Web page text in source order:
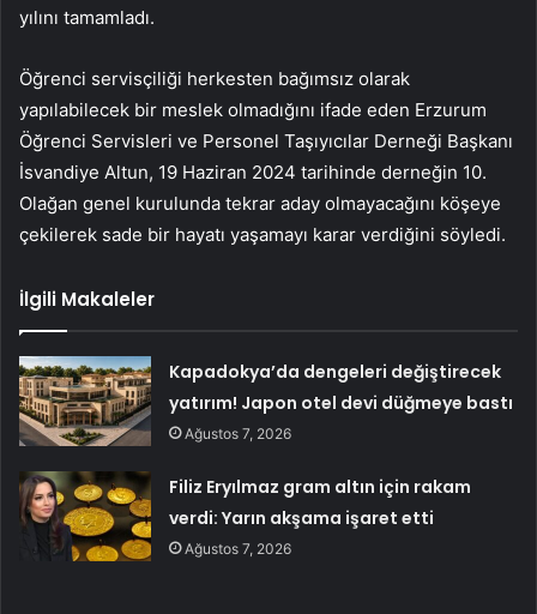
yılını tamamladı.
Öğrenci servisçiliği herkesten bağımsız olarak
yapılabilecek bir meslek olmadığını ifade eden Erzurum
Öğrenci Servisleri ve Personel Taşıyıcılar Derneği Başkanı
İsvandiye Altun, 19 Haziran 2024 tarihinde derneğin 10.
Olağan genel kurulunda tekrar aday olmayacağını köşeye
çekilerek sade bir hayatı yaşamayı karar verdiğini söyledi.
İlgili Makaleler
Kapadokya’da dengeleri değiştirecek
yatırım! Japon otel devi düğmeye bastı
Ağustos 7, 2026
Filiz Eryılmaz gram altın için rakam
verdi: Yarın akşama işaret etti
Ağustos 7, 2026